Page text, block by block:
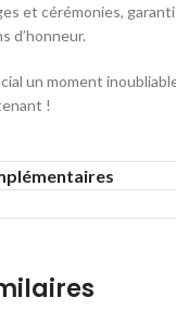
et cérémonies,
d’honneur.
un moment
!